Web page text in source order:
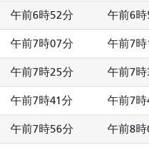
午前6時52分 午前6時
午前7時07分 午前7時
午前7時25分 午前7時
午前7時41分 午前7時
午前7時56分 午前8時